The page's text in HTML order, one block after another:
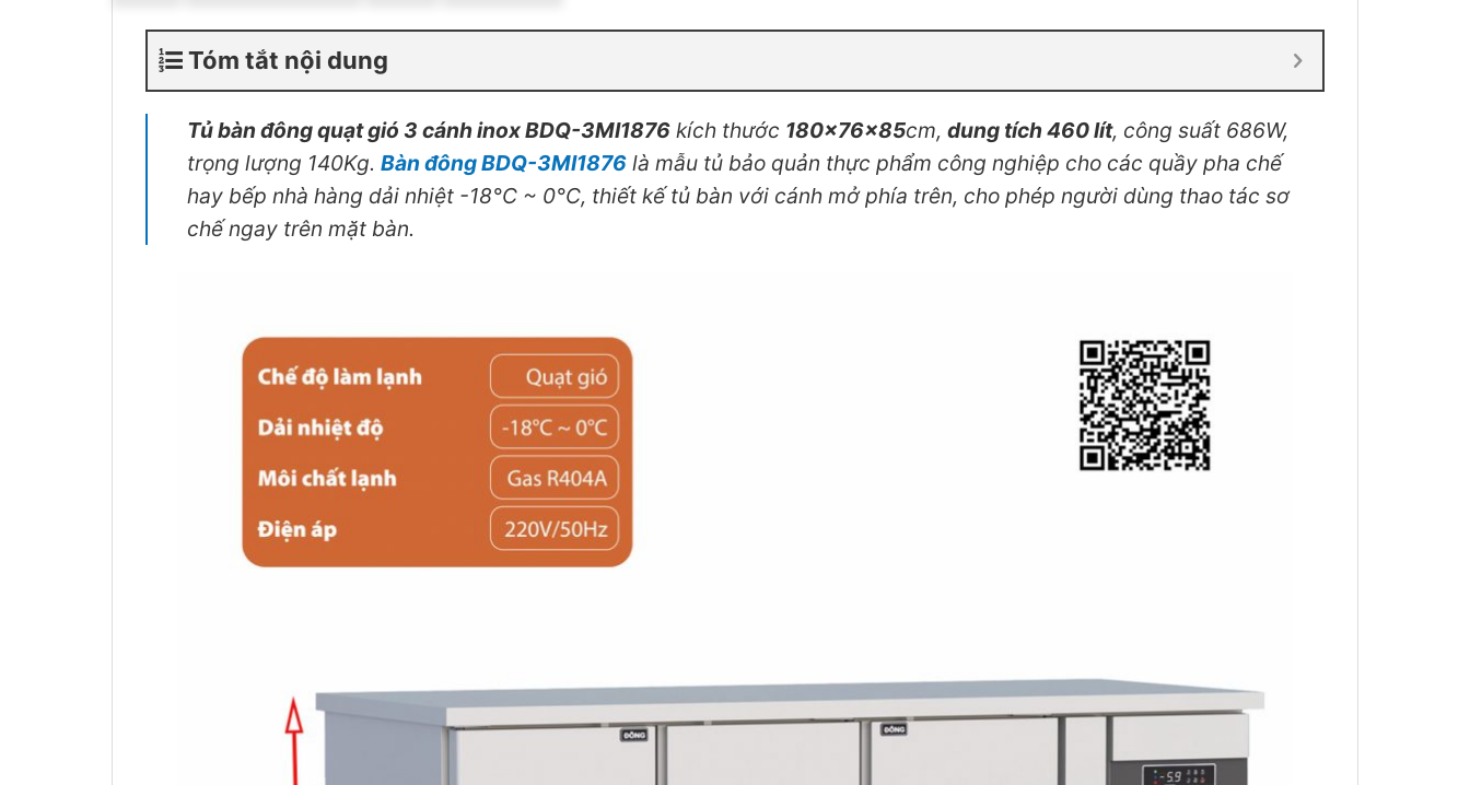
Tóm tắt nội dung
Tủ bàn đông quạt gió 3 cánh inox BDQ-3MI1876 kích thước 180x76x85cm, dung tích 460 lít, công suất 686W,
trọng lượng 140Kg. Bàn đông BDQ-3MI1876 là mẫu tủ bảo quản thực phẩm công nghiệp cho các quầy pha chế
hay bếp nhà hàng dải nhiệt -18°C ~ 0°C, thiết kế tủ bàn với cánh mở phía trên, cho phép người dùng thao tác sơ
chế ngay trên mặt bàn.